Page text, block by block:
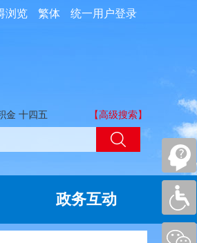
统一用户登录
繁体
浏览
金 十四五 【高级搜索】
政务互动